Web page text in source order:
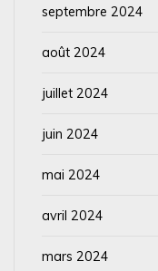
septembre 2024
août 2024
juillet 2024
juin 2024
mai 2024
avril 2024
mars 2024